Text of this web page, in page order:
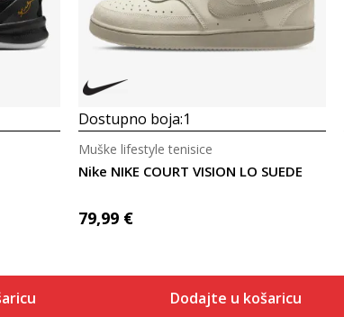
Dostupno boja:1
Nike NIKE COURT VISION LO SUEDE
Muške lifestyle tenisice
79,99 €
Dodajte u košaricu